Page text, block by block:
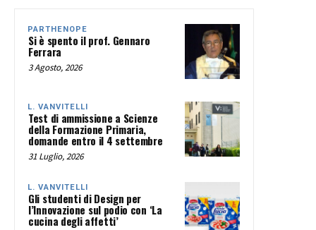
PARTHENOPE
Si è spento il prof. Gennaro
Ferrara
3 Agosto, 2026
L. VANVITELLI
Test di ammissione a Scienze
della Formazione Primaria,
domande entro il 4 settembre
31 Luglio, 2026
L. VANVITELLI
Gli studenti di Design per
l’Innovazione sul podio con ‘La
cucina degli affetti’